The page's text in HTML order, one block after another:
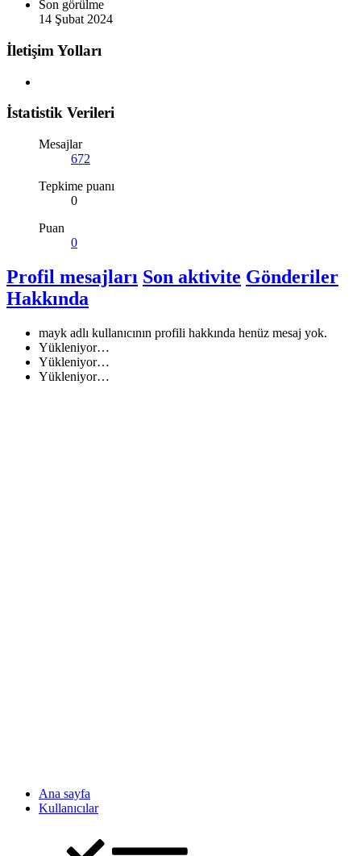
Son görülme
14 Şubat 2024
İletişim Yolları
İstatistik Verileri
Mesajlar
672
Tepkime puanı
0
Puan
0
Profil mesajları Son aktivite Gönderiler
Hakkında
mayk adlı kullanıcının profili hakkında henüz mesaj yok.
Yükleniyor…
Yükleniyor…
Yükleniyor…
Ana sayfa
Kullanıcılar